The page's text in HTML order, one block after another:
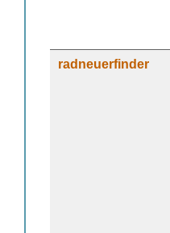
radneuerfinder